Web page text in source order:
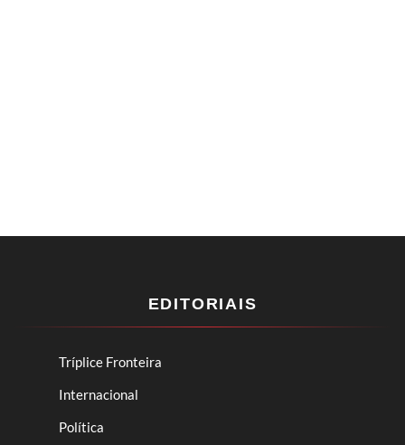
EDITORIAIS
Tríplice Fronteira
Internacional
Política